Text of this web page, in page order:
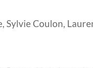
Sylvie Coulon,